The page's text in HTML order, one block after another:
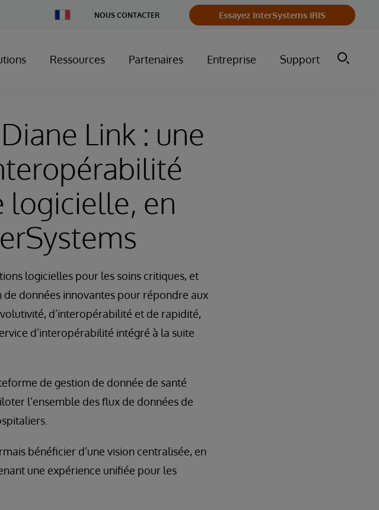
Country
NOUS CONTACTER Essayez InterSystems IRIS
Ressources Partenaires Entreprise Support
Link : une
logicielle, en
logicielles pour les soins critiques, et
données innovantes pour répondre aux
d’interopérabilité et de rapidité,
d’interopérabilité intégré à la suite
de gestion de donnée de santé
l’ensemble des flux de données de
bénéficier d’une vision centralisée, en
une expérience unifiée pour les